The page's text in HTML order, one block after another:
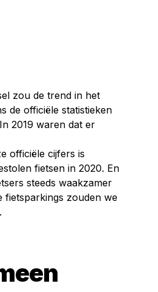
zou de trend in het
de officiële statistieken
2019 waren dat er
officiële cijfers is
fietsen in 2020. En
steeds waakzamer
fietsparkings zouden we
.